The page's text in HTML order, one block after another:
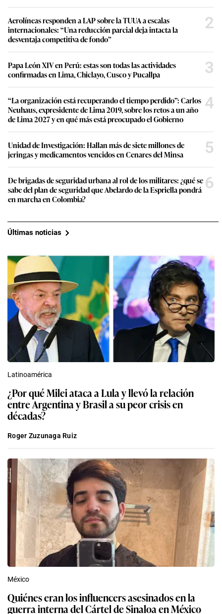
Aerolíneas responden a LAP sobre la TUUA a escalas
internacionales: “Una reducción parcial deja intacta la
desventaja competitiva de fondo”
2
Papa León XIV en Perú: estas son todas las actividades
confirmadas en Lima, Chiclayo, Cusco y Pucallpa
3
“La organización está recuperando el tiempo perdido”: Carlos
Neuhaus, expresidente de Lima 2019, sobre los retos a un año
de Lima 2027 y en qué más está preocupado el Gobierno
4
Unidad de Investigación: Hallan más de siete millones de
jeringas y medicamentos vencidos en Cenares del Minsa
5
De brigadas de seguridad urbana al rol de los militares: ¿qué se
sabe del plan de seguridad que Abelardo de la Espriella pondrá
en marcha en Colombia?
6
Últimas noticias
Latinoamérica
¿Por qué Milei ataca a Lula y llevó la relación
entre Argentina y Brasil a su peor crisis en
décadas?
Roger Zuzunaga Ruiz
México
Quiénes eran los influencers asesinados en la
guerra interna del Cártel de Sinaloa en México